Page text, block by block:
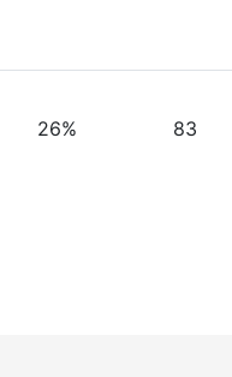
26% 83